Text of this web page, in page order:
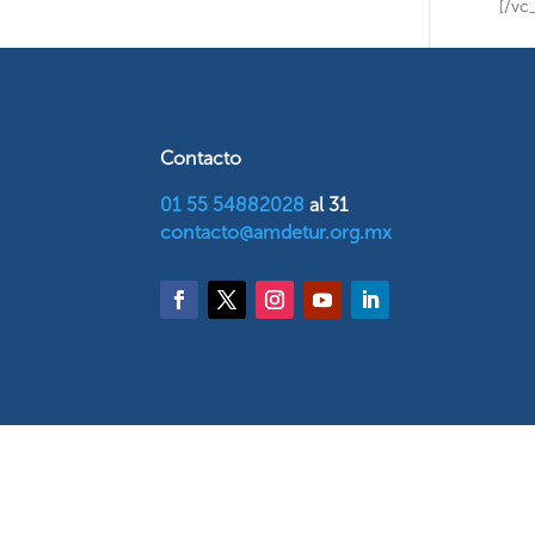
[/
Contacto
01 55 54882028 al 31
contacto@amdetur.org.mx